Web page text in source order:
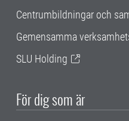
Centrumbildningar och
Gemensamma
SLU Holding
För dig som är